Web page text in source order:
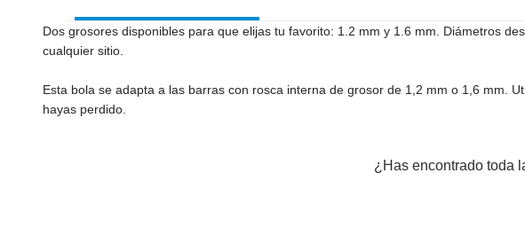
Dos grosores disponibles para que elijas tu favorito: 1.2 mm y 1.6 mm. Diámetros
cualquier sitio.
Esta bola se adapta a las barras con rosca interna de grosor de 1,2 mm o 1,6 mm.
hayas perdido.
¿Has encontrado toda